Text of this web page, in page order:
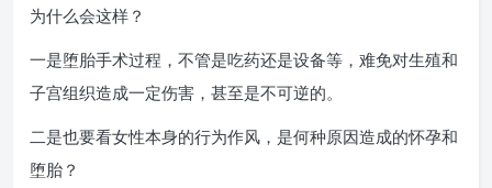
为什么会这样？
一是堕胎手术过程，不管是吃药还是设备等，难免对生殖和
子宫组织造成一定伤害，甚至是不可逆的。
二是也要看女性本身的行为作风，是何种原因造成的怀孕和
堕胎？